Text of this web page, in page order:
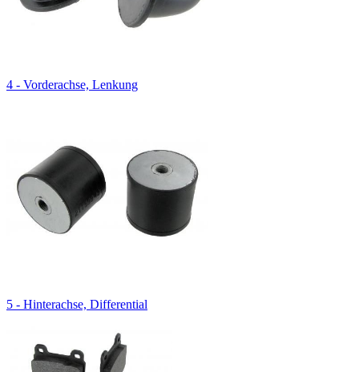
4 - Vorderachse, Lenkung
5 - Hinterachse, Differential